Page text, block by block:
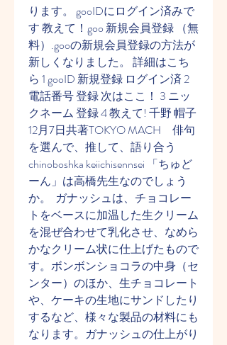
ります。 gooIDにログイン済みで
す 教えて！goo 新規会員登録 （無
料）.gooの新規会員登録の方法が
新しくなりました。 詳細はこち
ら 1 gooID 新規登録 ログイン済 2
電話番号 登録 次はここ！ 3 ニッ
クネーム 登録 4 教えて! 千野 帽子
12月7日共著TOKYO MACH　俳句
を選んで、推して、語り合う
chinoboshka keiichisennsei 「ちゅど
ーん」は高橋先生なのでしょう
か。  ガナッシュは、チョコレー
トをベースに加温した生クリーム
を混ぜ合わせて乳化させ、なめら
かなクリーム状に仕上げたもので
す。ボンボンショコラの中身（セ
ンター）のほか、生チョコレート
や、ケーキの生地にサンドしたり
するなど、様々な製品の材料にも
なります。ガナッシュの仕上がり